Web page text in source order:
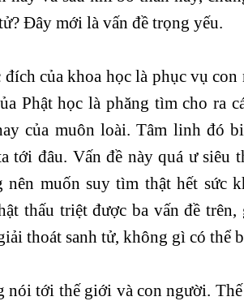
Đây mới là vấn đề trọng yếu.
của khoa học là phục vụ con
Phật học là phăng tìm cho ra
của muôn loài. Tâm linh đó
tới đâu. Vấn đề này quá ư siêu
nên muốn suy tìm thật hết sức
thấu triệt được ba vấn đề
thoát sanh tử, không gì có thể
nói tới thế giới và con người.